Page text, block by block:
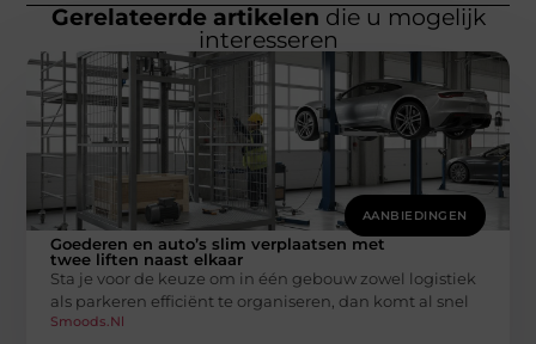
Gerelateerde artikelen die u mogelijk
interesseren
AANBIEDINGEN
Goederen en auto’s slim verplaatsen met
twee liften naast elkaar
Sta je voor de keuze om in één gebouw zowel logistiek
als parkeren efficiënt te organiseren, dan komt al snel
Smoods.nl